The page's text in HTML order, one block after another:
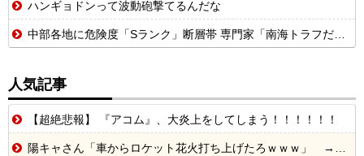
ハンギョドンって波動砲撃てるんだな
中部各地に危険度「Sランク」断層帯 専門家「南海トラフだけでなく直下型地震にも注意を」
人気記事
【超絶悲報】 『アコム』、大炎上をしてしまう！！！！！！
陽キャさん「車からロケット花火打ち上げたろｗｗｗ」 → サンルーフが閉まっていて無事車内に発射